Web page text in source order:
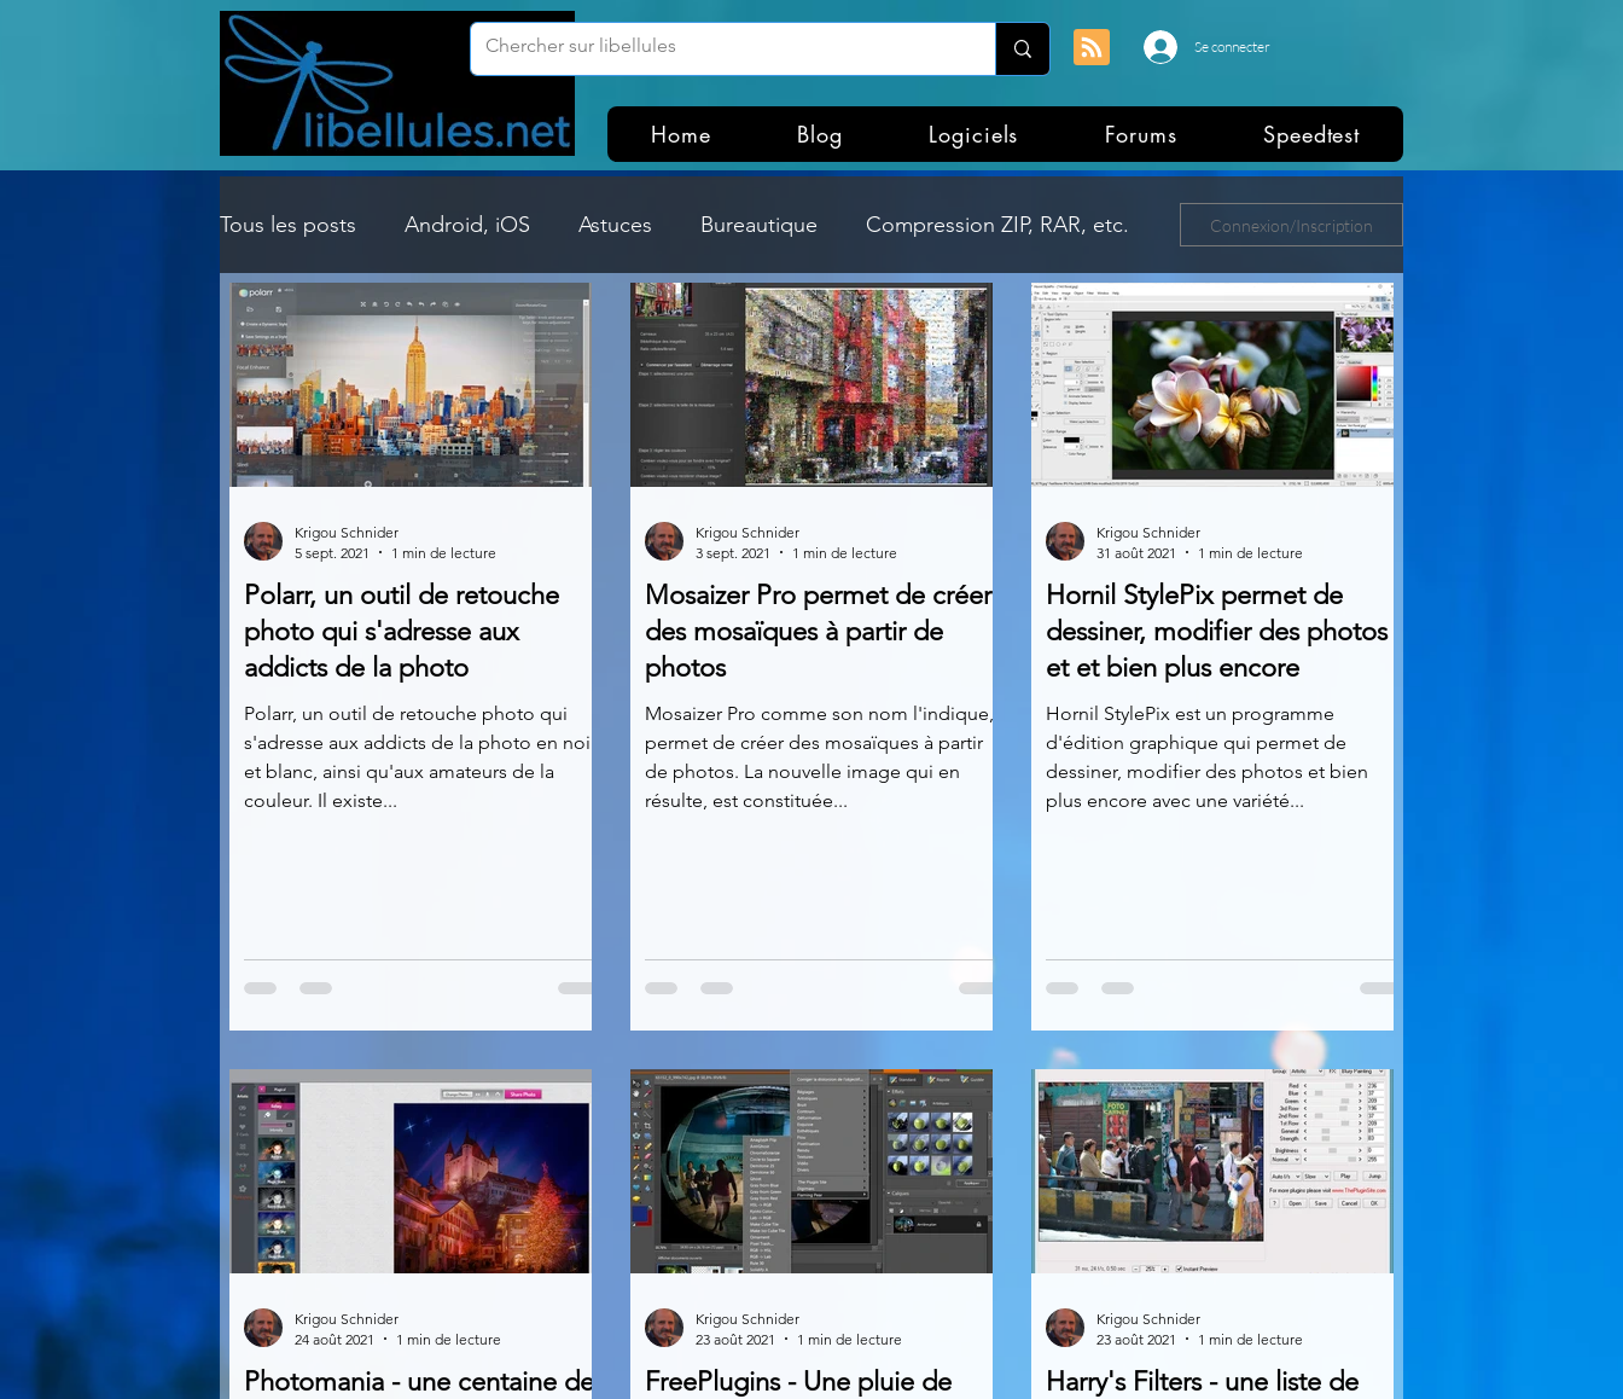
Se connecter
Home Blog Logiciels Forums Speedtest
Tous les posts Android, iOS Astuces Bureautique Compression ZIP, RAR, etc.
Customisation Windows Divers Dossier Windows Explorateurs de fichiers
Gestion Système Graphisme Internet
Multimedia Navigateurs Nirsoft Occupation disque
Photographie Réseaux Réseaux sociaux Sécurité Services en ligne
Video Logiciels les plus recherchés
Connexion/Inscription
Polarr, un outil de retouche
photo qui s'adresse aux
addicts de la photo
Polarr, un outil de retouche photo qui
s'adresse aux addicts de la photo en noir
et blanc, ainsi qu'aux amateurs de la
couleur. Il existe...
Krigou Schnider
5 sept. 2021
1 min de lecture
Mosaizer Pro permet de créer
des mosaïques à partir de
photos
Mosaizer Pro comme son nom l'indique,
permet de créer des mosaïques à partir
de photos. La nouvelle image qui en
résulte, est constituée...
Krigou Schnider
3 sept. 2021
1 min de lecture
Hornil StylePix permet de
dessiner, modifier des photos
et et bien plus encore
Hornil StylePix est un programme
d'édition graphique qui permet de
dessiner, modifier des photos et bien
plus encore avec une variété...
Krigou Schnider
31 août 2021
1 min de lecture
Photomania - une centaine de
Krigou Schnider
24 août 2021
1 min de lecture
FreePlugins - Une pluie de
Krigou Schnider
23 août 2021
1 min de lecture
Harry's Filters - une liste de
Krigou Schnider
23 août 2021
1 min de lecture